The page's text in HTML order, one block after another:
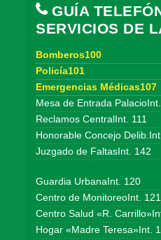
GUÍA
SERVICIOS DE
Bomberos100
Policía101
Emergencias Médicas107
Mesa de Entrada
Reclamos CentralInt. 111
Honorable Concejo
Juzgado de FaltasInt. 142
Guardia UrbanaInt. 120
Centro de MonitoreoInt. 121
Centro Salud «R.
Hogar «Madre Teresa»Int.